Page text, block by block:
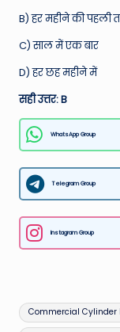
B) हर महीने की पहली
C) साल में एक बार
D) हर छह महीने में
सही उत्तर: B
WhatsApp Group
Telegram Group
Instagram Group
Tags:
Commercial Cylinder